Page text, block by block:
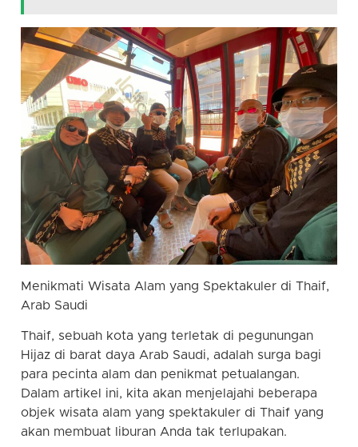
Menikmati Wisata Alam yang Spektakuler di Thaif,
Arab Saudi
Thaif, sebuah kota yang terletak di pegunungan
Hijaz di barat daya Arab Saudi, adalah surga bagi
para pecinta alam dan penikmat petualangan.
Dalam artikel ini, kita akan menjelajahi beberapa
objek wisata alam yang spektakuler di Thaif yang
akan membuat liburan Anda tak terlupakan.